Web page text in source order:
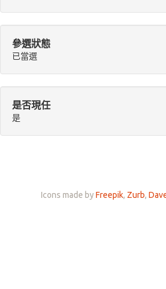
參選狀態
已當選
是否現任
是
Icons made byFreepik, Zurb,